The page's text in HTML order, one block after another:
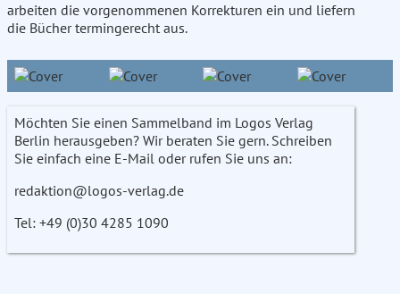
arbeiten die vorgenommenen Korrekturen ein und liefern
die Bücher termingerecht aus.
Möchten Sie einen Sammelband im Logos Verlag
Berlin herausgeben? Wir beraten Sie gern. Schreiben
Sie einfach eine E-Mail oder rufen Sie uns an:
redaktion@logos-verlag.de
Tel: +49 (0)30 4285 1090